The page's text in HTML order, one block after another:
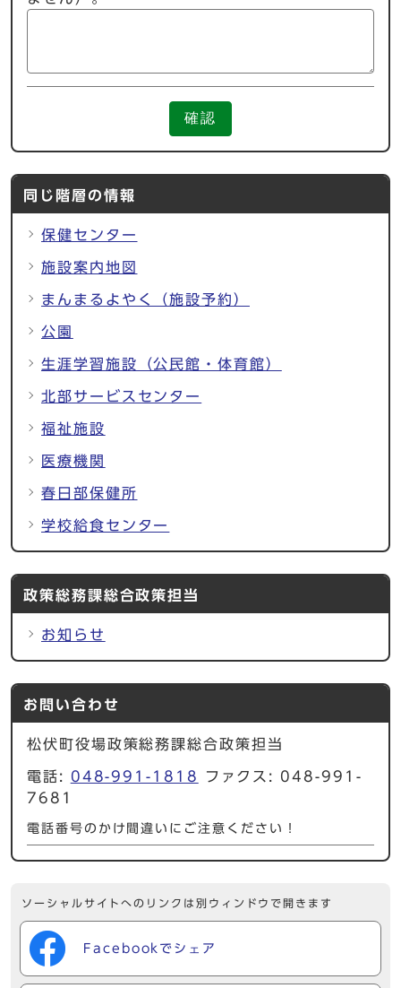
確認
同じ階層の情報
保健センター
施設案内地図
まんまるよやく（施設予約）
公園
生涯学習施設（公民館・体育館）
北部サービスセンター
福祉施設
医療機関
春日部保健所
学校給食センター
政策総務課総合政策担当
お知らせ
お問い合わせ
松伏町役場政策総務課総合政策担当
電話: 048-991-1818
ファクス: 048-991-
7681
電話番号のかけ間違いにご注意ください！
ソーシャルサイトへのリンクは別ウィンドウで開きます
Facebookでシェア